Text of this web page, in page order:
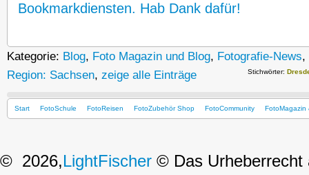
Bookmarkdiensten. Hab Dank dafür!
Kategorie: Blog, Foto Magazin und Blog, Fotografie-News,
Region: Sachsen, zeige alle Einträge Stichwörter:
Start FotoSchule FotoReisen FotoZubehör Shop FotoCommunity FotoMagazin
© 2026,LightFischer © Das Urheberrecht